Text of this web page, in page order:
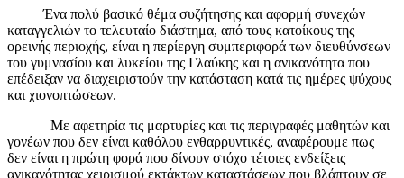
Ένα πολύ βασικό θέμα συζήτησης και αφορμή συνεχών
καταγγελιών το τελευταίο διάστημα, από τους κατοίκους της
ορεινής περιοχής, είναι η περίεργη συμπεριφορά των διευθύνσεων
του γυμνασίου και λυκείου της Γλαύκης και η ανικανότητα που
επέδειξαν να διαχειριστούν την κατάσταση κατά τις ημέρες ψύχους
και χιονοπτώσεων.
Με αφετηρία τις μαρτυρίες και τις περιγραφές μαθητών και
γονέων που δεν είναι καθόλου ενθαρρυντικές, αναφέρουμε πως
δεν είναι η πρώτη φορά που δίνουν στόχο τέτοιες ενδείξεις
ανικανότητας χειρισμού εκτάκτων καταστάσεων που βλάπτουν σε